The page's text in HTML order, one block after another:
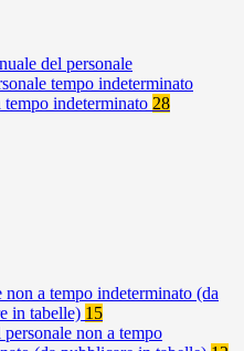
del personale
tempo indeterminato
tempo indeterminato 28
non a tempo indeterminato (da
in tabelle) 15
non a tempo